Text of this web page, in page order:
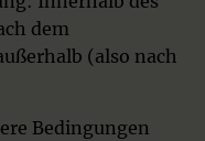
dem
(also nach
Bedingungen